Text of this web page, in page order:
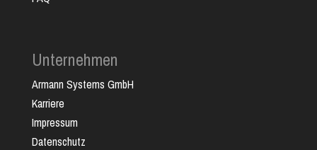
Unternehmen
Armann Systems GmbH
Karriere
Impressum
Datenschutz